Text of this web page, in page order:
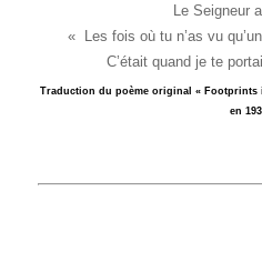
Le Seigneur
« Les fois où tu n’as vu
C’était quand je te
Traduction du poème original « Footprints
en